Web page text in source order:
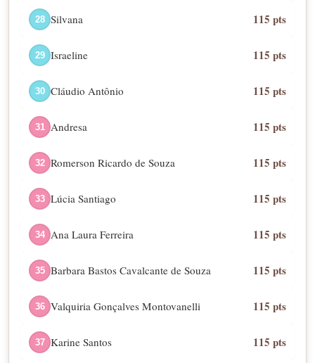
28 Silvana 115 pts
29 Israeline 115 pts
30 Cláudio Antônio 115 pts
31 Andresa 115 pts
32 Romerson Ricardo de Souza 115 pts
33 Lúcia Santiago 115 pts
34 Ana Laura Ferreira 115 pts
35 Barbara Bastos Cavalcante de Souza 115 pts
36 Valquiria Gonçalves Montovanelli 115 pts
37 Karine Santos 115 pts